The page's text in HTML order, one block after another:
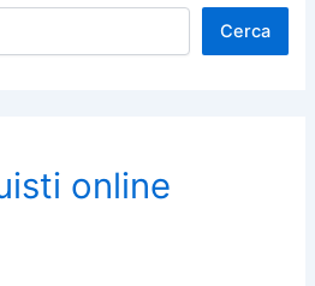
Cerca
online